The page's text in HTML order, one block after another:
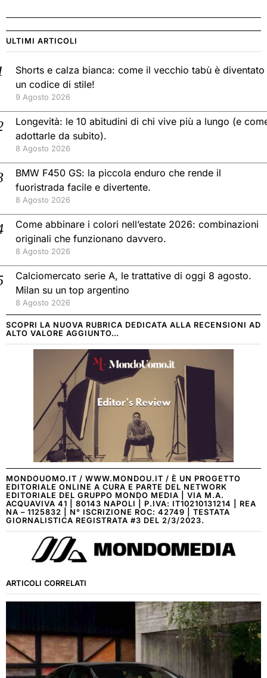
ULTIMI ARTICOLI
Shorts e calza bianca: come il vecchio tabù è diventato
un codice di stile!
9 Agosto 2026
Longevità: le 10 abitudini di chi vive più a lungo (e
adottarle da subito).
8 Agosto 2026
BMW F450 GS: la piccola enduro che rende il
fuoristrada facile e divertente.
8 Agosto 2026
Come abbinare i colori nell’estate 2026: combinazioni
originali che funzionano davvero.
8 Agosto 2026
Calciomercato serie A, le trattative di oggi 8 agosto.
Milan su un top argentino
8 Agosto 2026
SCOPRI LA NUOVA RUBRICA DEDICATA ALLA RECENSIONI AD
ALTO VALORE AGGIUNTO…
MONDOUOMO.IT / WWW.MONDOU.IT / È UN PROGETTO
EDITORIALE ONLINE A CURA E PARTE DEL NETWORK
EDITORIALE DEL GRUPPO MONDO MEDIA | VIA M.A.
ACQUAVIVA 41 | 80143 NAPOLI | P.IVA: IT10210131214 | REA
NA – 1125832 | N° ISCRIZIONE ROC: 42749 | TESTATA
GIORNALISTICA REGISTRATA #3 DEL 2/3/2023.
ARTICOLI CORRELATI